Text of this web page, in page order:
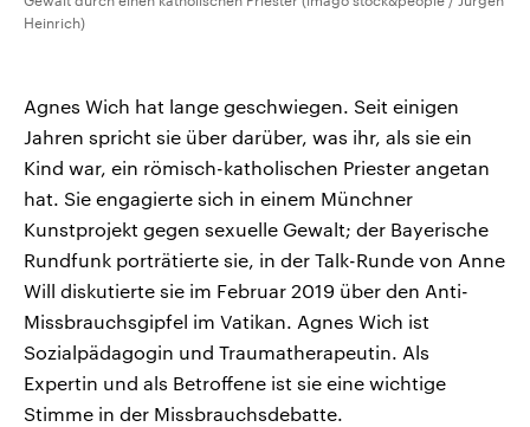
Heinrich)
Agnes Wich hat lange geschwiegen. Seit einigen
Jahren spricht sie über darüber, was ihr, als sie ein
Kind war, ein römisch-katholischen Priester angetan
hat. Sie engagierte sich in einem Münchner
Kunstprojekt gegen sexuelle Gewalt; der Bayerische
Rundfunk porträtierte sie, in der Talk-Runde von Anne
Will diskutierte sie im Februar 2019 über den Anti-
Missbrauchsgipfel im Vatikan. Agnes Wich ist
Sozialpädagogin und Traumatherapeutin. Als
Expertin und als Betroffene ist sie eine wichtige
Stimme in der Missbrauchsdebatte.